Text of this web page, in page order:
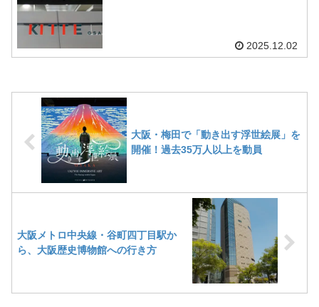
2025.12.02
大阪・梅田で「動き出す浮世絵展」を
開催！過去35万人以上を動員
大阪メトロ中央線・谷町四丁目駅か
ら、大阪歴史博物館への行き方